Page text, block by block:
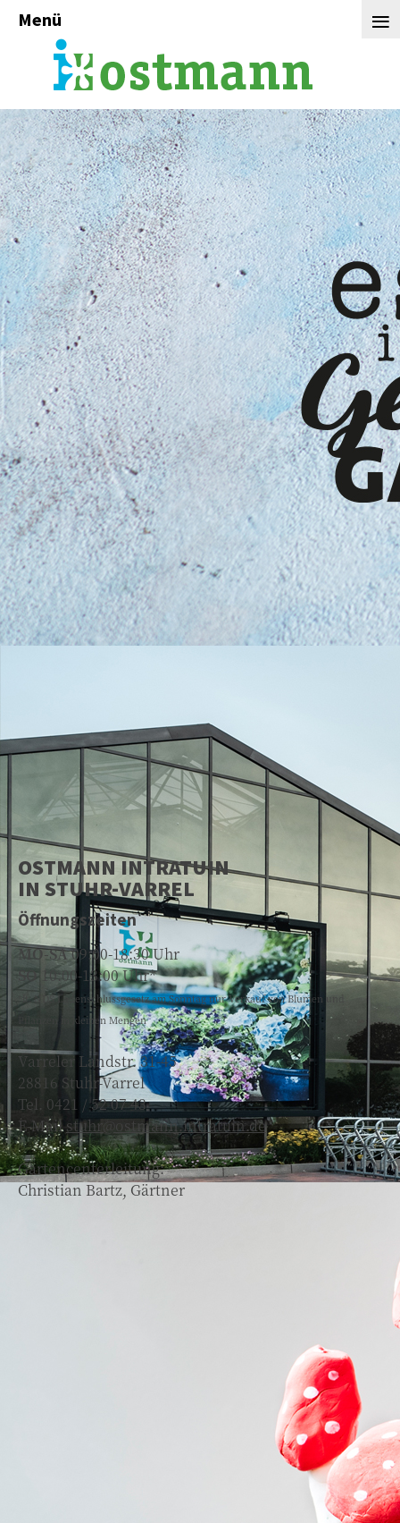
OSTMANN INTRATUIN
IN STUHR-VARREL
Öffnungszeiten
MO-SA09:00-18:30 Uhr
SO10:00-13:00 Uhr*
*lt. NDS Ladenschlussgesetz am Sonntag nur Verkauf von Blumen und
Pflanzen in kleinen Mengen
Varreler Landstr. 31-45
28816 Stuhr-Varrel
Tel. 0421 / 52 07 43
E-Mailstuhr@ostmann.intratuin.de
Gartencenterleitung:
Christian Bartz, Gärtner
Menü ≡